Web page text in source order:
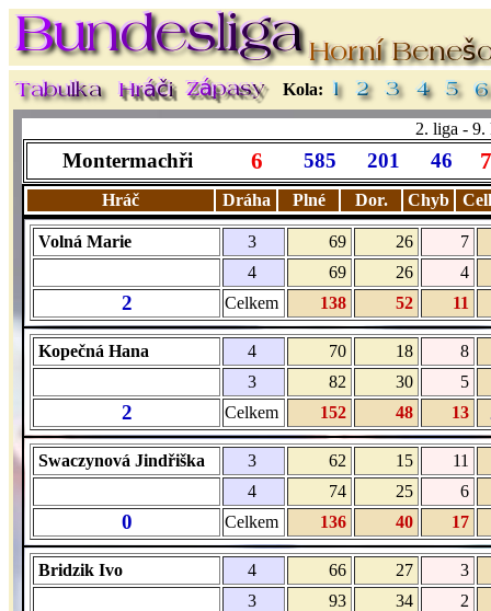
Kola:
2. liga - 9.
Montermachři 6 585 201 46
Hráč Dráha Plné Dor. Chyb
Volná Marie 3 69 26
7
4
69 26 4
2 Celkem 138 52 11
Kopečná Hana 4 70 18
8
3
82 30 5
2 Celkem 152 48 13
Swaczynová Jindřiška 3 62 15
11
4
74 25 6
0 Celkem 136 40 17
Bridzik Ivo 4 66 27
3
3
93 34 2